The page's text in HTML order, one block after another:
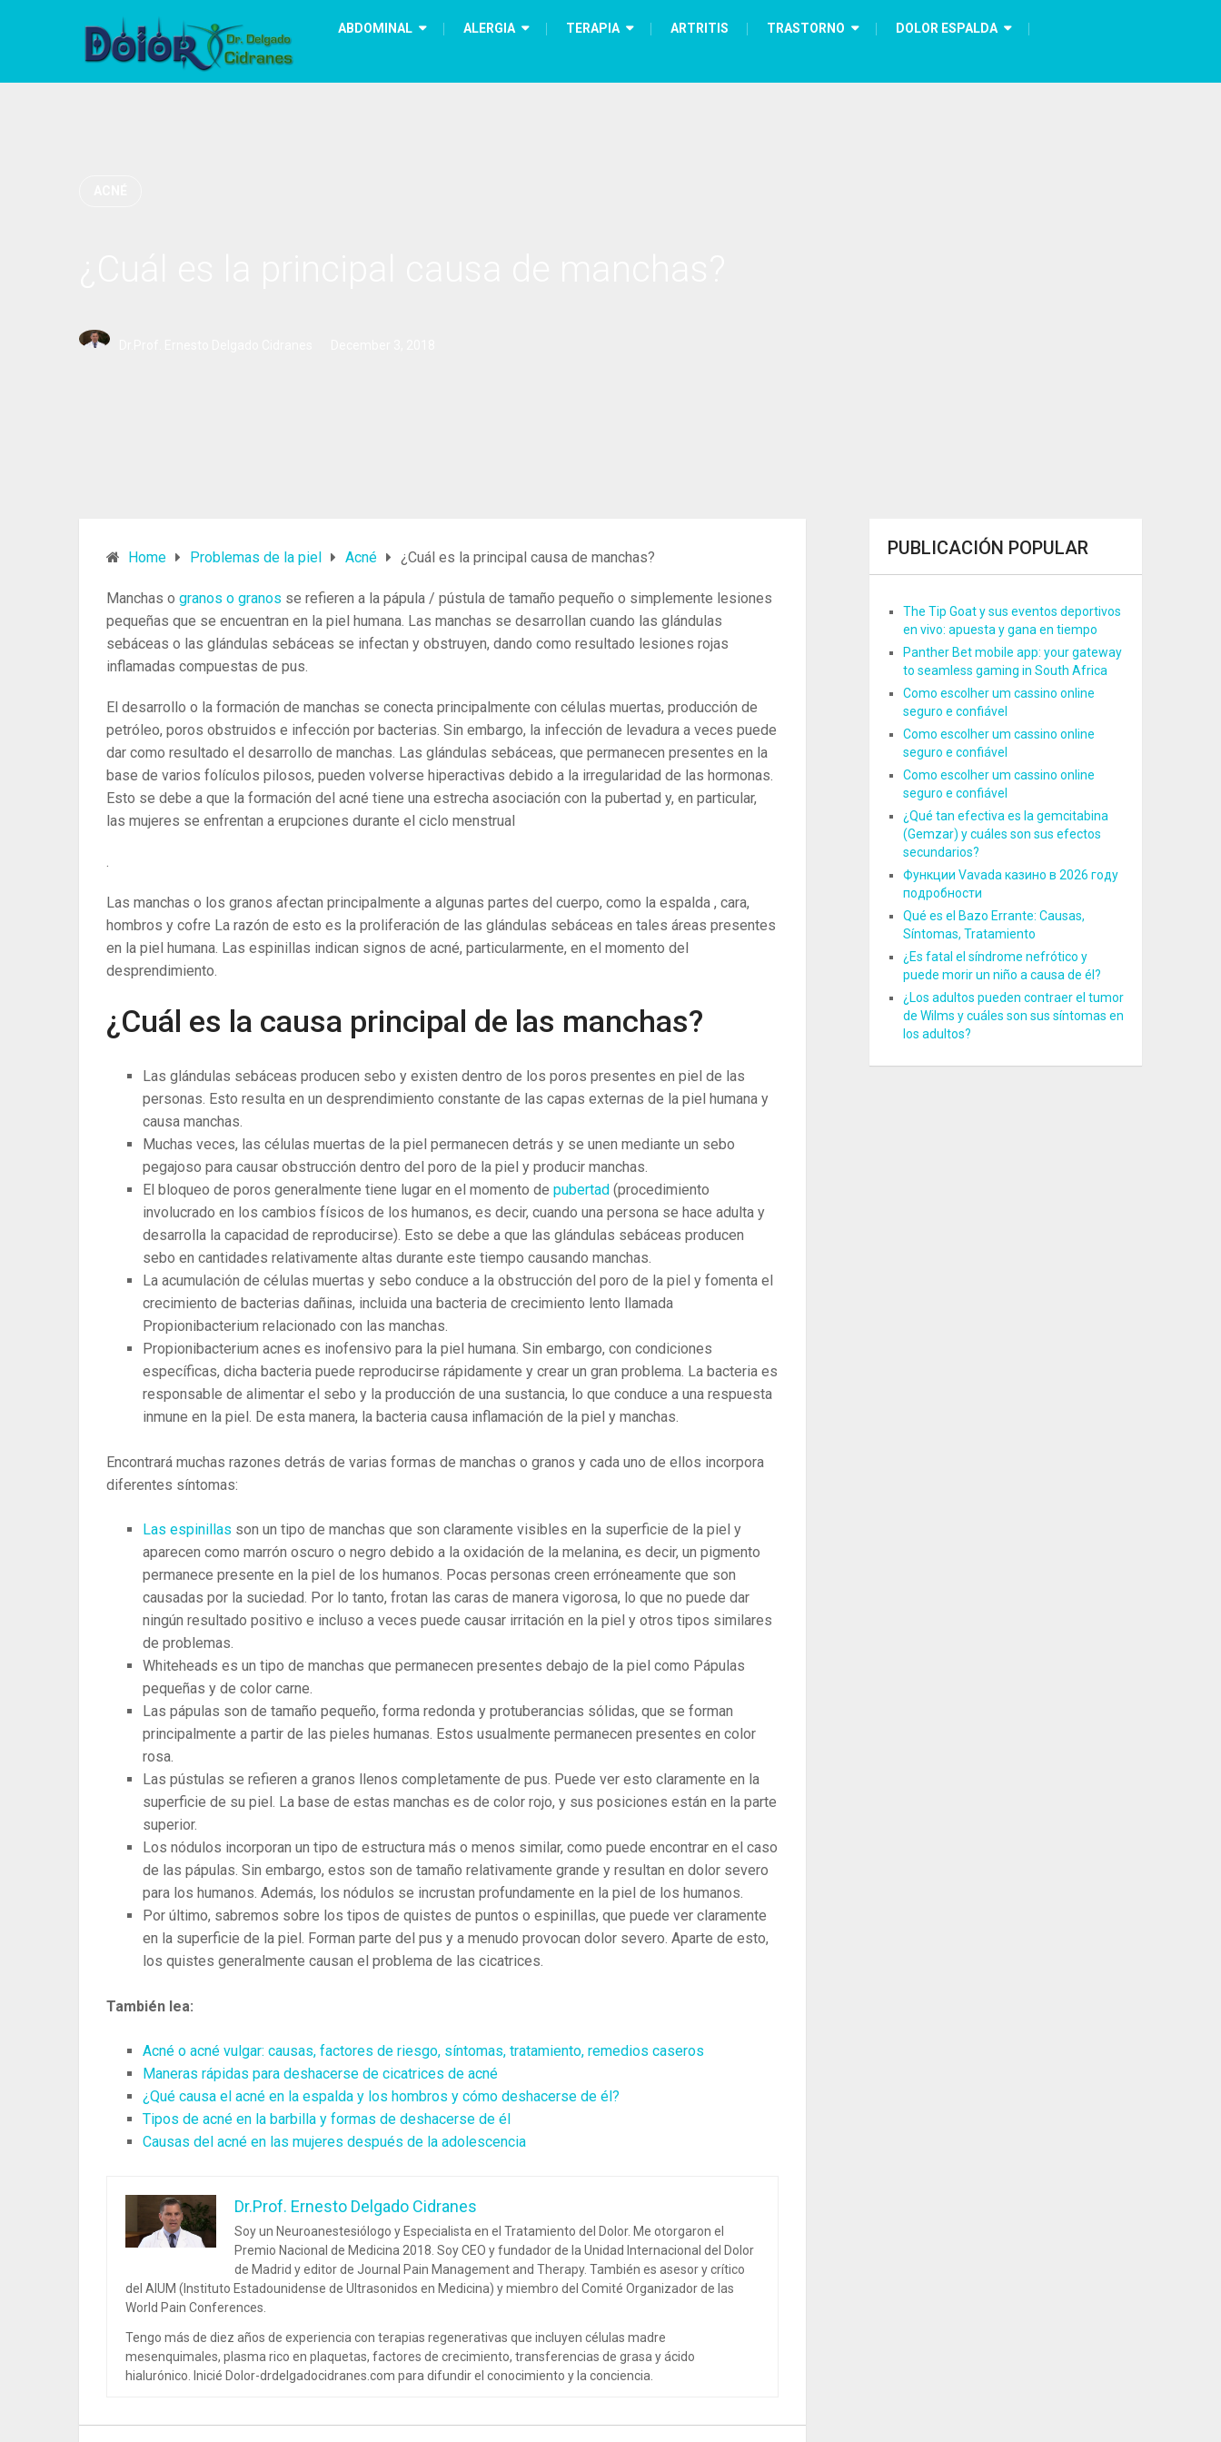
ABDOMINAL ALERGIA TERAPIA ARTRITIS TRASTORNO DOLOR ESPALDA
Home Problemas de la piel Acné ¿Cuál es la principal causa de manchas?
Manchas o granos o granos se refieren a la pápula / pústula de tamaño pequeño o simplemente lesiones
pequeñas que se encuentran en la piel humana. Las manchas se desarrollan cuando las glándulas
sebáceas o las glándulas sebáceas se infectan y obstruyen, dando como resultado lesiones rojas
inflamadas compuestas de pus.
El desarrollo o la formación de manchas se conecta principalmente con células muertas, producción de
petróleo, poros obstruidos e infección por bacterias. Sin embargo, la infección de levadura a veces puede
dar como resultado el desarrollo de manchas. Las glándulas sebáceas, que permanecen presentes en la
base de varios folículos pilosos, pueden volverse hiperactivas debido a la irregularidad de las hormonas.
Esto se debe a que la formación del acné tiene una estrecha asociación con la pubertad y, en particular,
las mujeres se enfrentan a erupciones durante el ciclo menstrual
.
Las manchas o los granos afectan principalmente a algunas partes del cuerpo, como la espalda , cara,
hombros y cofre La razón de esto es la proliferación de las glándulas sebáceas en tales áreas presentes
en la piel humana. Las espinillas indican signos de acné, particularmente, en el momento del
desprendimiento.
¿Cuál es la causa principal de las manchas?
Las glándulas sebáceas producen sebo y existen dentro de los poros presentes en piel de las
personas. Esto resulta en un desprendimiento constante de las capas externas de la piel humana y
causa manchas.
Muchas veces, las células muertas de la piel permanecen detrás y se unen mediante un sebo
pegajoso para causar obstrucción dentro del poro de la piel y producir manchas.
El bloqueo de poros generalmente tiene lugar en el momento de pubertad (procedimiento
involucrado en los cambios físicos de los humanos, es decir, cuando una persona se hace adulta y
desarrolla la capacidad de reproducirse). Esto se debe a que las glándulas sebáceas producen
sebo en cantidades relativamente altas durante este tiempo causando manchas.
La ​​acumulación de células muertas y sebo conduce a la obstrucción del poro de la piel y fomenta el
crecimiento de bacterias dañinas, incluida una bacteria de crecimiento lento llamada
Propionibacterium relacionado con las manchas.
Propionibacterium acnes es inofensivo para la piel humana. Sin embargo, con condiciones
específicas, dicha bacteria puede reproducirse rápidamente y crear un gran problema. La bacteria es
responsable de alimentar el sebo y la producción de una sustancia, lo que conduce a una respuesta
inmune en la piel. De esta manera, la bacteria causa inflamación de la piel y manchas.
Encontrará muchas razones detrás de varias formas de manchas o granos y cada uno de ellos incorpora
diferentes síntomas:
Las espinillas son ​​un tipo de manchas que son claramente visibles en la superficie de la piel y
aparecen como marrón oscuro o negro debido a la oxidación de la melanina, es decir, un pigmento
permanece presente en la piel de los humanos. Pocas personas creen erróneamente que son
causadas por la suciedad. Por lo tanto, frotan las caras de manera vigorosa, lo que no puede dar
ningún resultado positivo e incluso a veces puede causar irritación en la piel y otros tipos similares
de problemas.
Whiteheads es un tipo de manchas que permanecen presentes debajo de la piel como Pápulas
pequeñas y de color carne.
Las pápulas son de tamaño pequeño, forma redonda y protuberancias sólidas, que se forman
principalmente a partir de las pieles humanas. Estos usualmente permanecen presentes en color
rosa.
Las pústulas se refieren a granos llenos completamente de pus. Puede ver esto claramente en la
superficie de su piel. La base de estas manchas es de color rojo, y sus posiciones están en la parte
superior.
Los nódulos incorporan un tipo de estructura más o menos similar, como puede encontrar en el caso
de las pápulas. Sin embargo, estos son de tamaño relativamente grande y resultan en dolor severo
para los humanos. Además, los nódulos se incrustan profundamente en la piel de los humanos.
Por último, sabremos sobre los tipos de quistes de puntos o espinillas, que puede ver claramente
en la superficie de la piel. Forman parte del pus y a menudo provocan dolor severo. Aparte de esto,
los quistes generalmente causan el problema de las cicatrices.
También lea:
Acné o acné vulgar: causas, factores de riesgo, síntomas, tratamiento, remedios caseros
Maneras rápidas para deshacerse de cicatrices de acné
¿Qué causa el acné en la espalda y los hombros y cómo deshacerse de él?
Tipos de acné en la barbilla y formas de deshacerse de él
Causas del acné en las mujeres después de la adolescencia
Dr.Prof. Ernesto Delgado Cidranes
Soy un Neuroanestesiólogo y Especialista en el Tratamiento del Dolor. Me otorgaron el
Premio Nacional de Medicina 2018. Soy CEO y fundador de la Unidad Internacional del Dolor
de Madrid y editor de Journal Pain Management and Therapy. También es asesor y crítico
del AIUM (Instituto Estadounidense de Ultrasonidos en Medicina) y miembro del Comité Organizador de las
World Pain Conferences.
Tengo más de diez años de experiencia con terapias regenerativas que incluyen células madre
mesenquimales, plasma rico en plaquetas, factores de crecimiento, transferencias de grasa y ácido
hialurónico. Inicié Dolor-drdelgadocidranes.com para difundir el conocimiento y la conciencia.
PUBLICACIÓN POPULAR
The Tip Goat y sus eventos deportivos
en vivo: apuesta y gana en tiempo
Panther Bet mobile app: your gateway
to seamless gaming in South Africa
Como escolher um cassino online
seguro e confiável
Como escolher um cassino online
seguro e confiável
Como escolher um cassino online
seguro e confiável
¿Qué tan efectiva es la gemcitabina
(Gemzar) y cuáles son sus efectos
secundarios?
Функции Vavada казино в 2026 году
подробности
Qué es el Bazo Errante: Causas,
Síntomas, Tratamiento
¿Es fatal el síndrome nefrótico y
puede morir un niño a causa de él?
¿Los adultos pueden contraer el tumor
de Wilms y cuáles son sus síntomas en
los adultos?